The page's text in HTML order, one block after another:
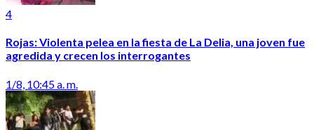
4
Rojas: Violenta pelea en la fiesta de La Delia, una joven fue
agredida y crecen los interrogantes
1/8, 10:45 a. m.